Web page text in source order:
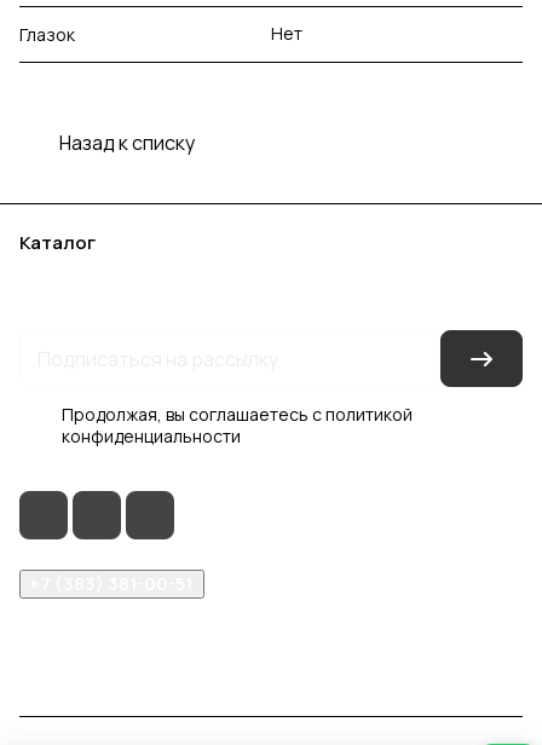
Глазок Нет
Назад к списку
Каталог
Продолжая, вы соглашаетесь сполитикой
конфиденциальности